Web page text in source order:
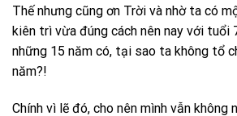
Thế nhưng cũng ơn Trời và nhờ ta có
kiên trì vừa đúng cách nên nay với tuổi
những 15 năm có, tại sao ta không tổ
năm?!
Chính vì lẽ đó, cho nên mình vẫn không